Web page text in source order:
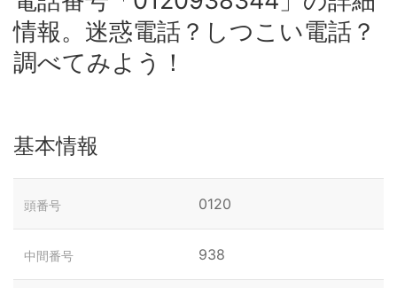
情報。迷惑電話？しつこい電話？
調べてみよう！
基本情報
頭番号 0120
中間番号 938